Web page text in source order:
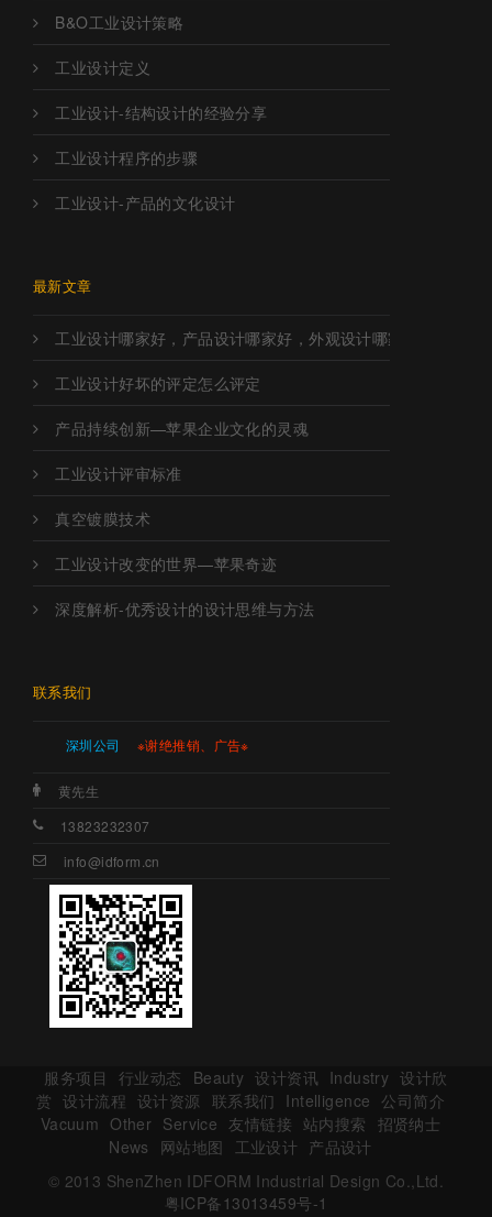
B&O工业设计策略
工业设计定义
工业设计-结构设计的经验分享
工业设计程序的步骤
工业设计-产品的文化设计
最新文章
工业设计哪家好，产品设计哪家好，外观设计哪家好，工业设
工业设计好坏的评定怎么评定
产品持续创新—苹果企业文化的灵魂
工业设计评审标准
真空镀膜技术
工业设计改变的世界—苹果奇迹
深度解析-优秀设计的设计思维与方法
联系我们
深圳公司 ※谢绝推销、广告※
黄先生
13823232307
info@idform.cn
服务项目 行业动态 Beauty 设计资讯 Industry 设计欣
赏 设计流程 设计资源 联系我们 Intelligence 公司简介
Vacuum Other Service 友情链接 站内搜索 招贤纳士
News
网站地图 工业设计 产品设计
© 2013 ShenZhen IDFORM Industrial Design Co.,Ltd.
粤ICP备13013459号-1